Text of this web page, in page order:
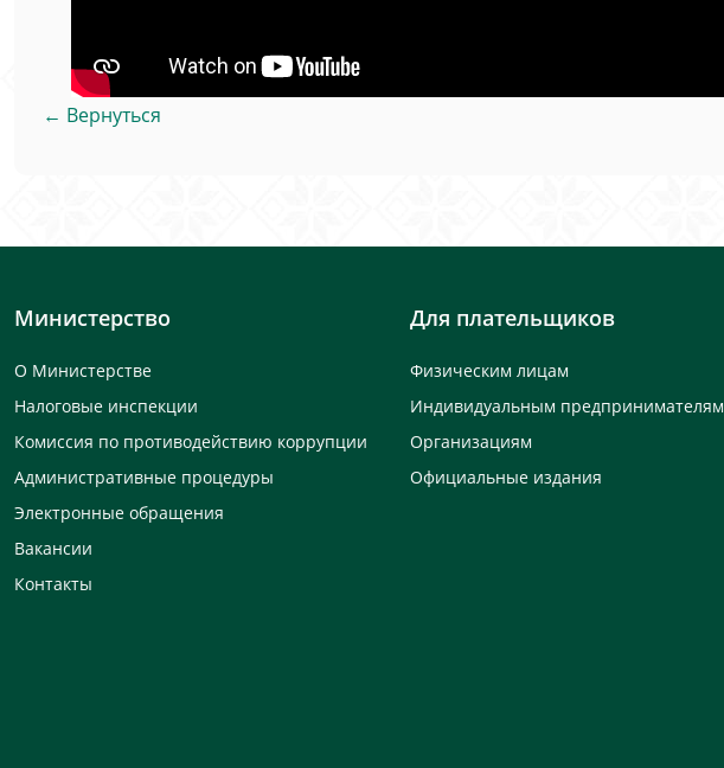
← Вернуться
Министерство
О Министерстве
Налоговые инспекции
Комиссия по противодействию коррупции
Административные процедуры
Электронные обращения
Вакансии
Контакты
Для плательщиков
Физическим лицам
Индивидуальным предпринимателям
Организациям
Официальные издания